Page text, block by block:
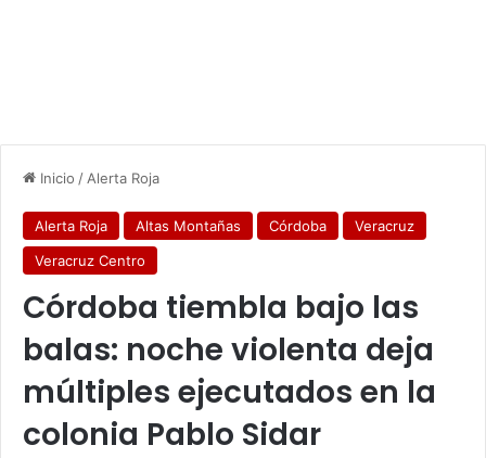
Inicio / Alerta Roja
Alerta Roja Altas Montañas Córdoba
Veracruz
Veracruz Centro
Córdoba tiembla bajo las
balas: noche violenta deja
múltiples ejecutados en la
colonia Pablo Sidar